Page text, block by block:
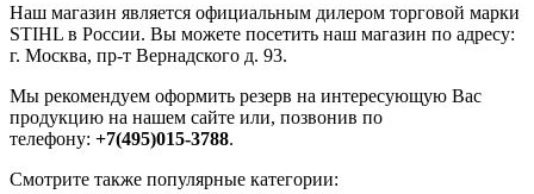
Наш магазин является официальным дилером торговой марки
STIHL в России. Вы можете посетить наш магазин по адресу:
г. Москва, пр-т Вернадского д. 93.
Мы рекомендуем оформить резерв на интересующую Вас
продукцию на нашем сайте или, позвонив по
телефону: +7(495)015-3788.
Смотрите также популярные категории: